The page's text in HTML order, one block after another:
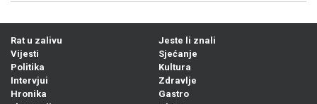
Rat u zalivu
Vijesti
Politika
Intervjui
Hronika
Jeste li znali
Sjećanje
Kultura
Zdravlje
Gastro